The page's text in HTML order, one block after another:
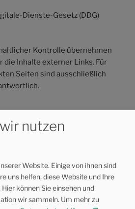
Dienste-Gesetz (DDG)
Kontrolle übernehmen
die Inhalte externer Links. Für
Seiten sind ausschließlich
folgende Fotolizenzen von
Stock-Fotografie-ID:
Fotografie-ID:480148296
1186157689
, Stock-Fotografie-
nutzen
Website. Einige von ihnen sind
uns helfen, diese Website und Ihre
können Sie einsehen und
wir sammeln. Um mehr zu